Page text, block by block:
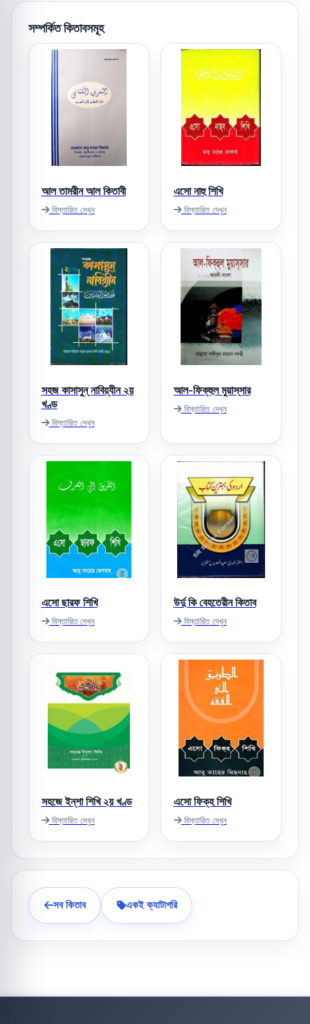
সম্পর্কিত কিতাবসমূহ
আল তামরীন আল কিতাবী
বিস্তারিত দেখুন
এসো নাহু শিখি
বিস্তারিত দেখুন
সহজ কাসাসুন্‌ নাবিয়্যীন ২য়
খণ্ড
বিস্তারিত দেখুন
আল-ফিক্‌হুল মুয়াস্‌সার
বিস্তারিত দেখুন
এসো ছারফ শিখি
বিস্তারিত দেখুন
উর্দু কি বেহতেরীন কিতাব
বিস্তারিত দেখুন
সহজে ইন্‌শা শিখি ২য় খণ্ড
বিস্তারিত দেখুন
এসো ফিক্‌হ শিখি
বিস্তারিত দেখুন
সব কিতাব একই ক্যাটাগরি